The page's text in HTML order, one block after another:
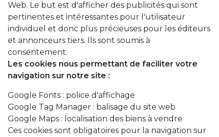
Web. Le but est d'afficher des publicités qui sont
pertinentes et intéressantes pour l'utilisateur
individuel et donc plus précieuses pour les éditeurs
et annonceurs tiers. Ils sont soumis à
consentement.
Les cookies nous permettant de faciliter votre
navigation sur notre site :
Google Fonts : police d'affichage
Google Tag Manager : balisage du site web
Google Maps : localisation des biens à vendre
Ces cookies sont obligatoires pour la navigation sur